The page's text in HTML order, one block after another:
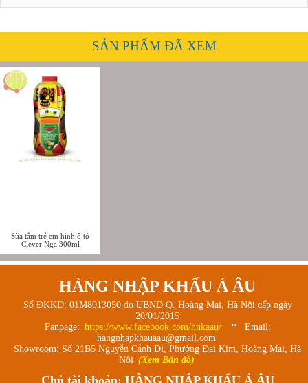
SẢN PHẨM ĐÃ XEM
Sữa tắm trẻ em hình ô tô
Clever Nga 300ml
HÀNG NHẬP KHẨU Á ÂU
Số ĐKKD: 01M8013050 do UBND Q. Hoàng Mai, Hà Nội cấp ngày
20/01/2015
Fanpage: https://www.facebook.com/hnkaau/
* Email:
hangnhapkhauaau@gmail.com
Showroom: Số 21B5 Nguyễn Cảnh Dị, Phường Đại Kim, Hoàng Mai, Hà
Nội (Xem Bản đồ)